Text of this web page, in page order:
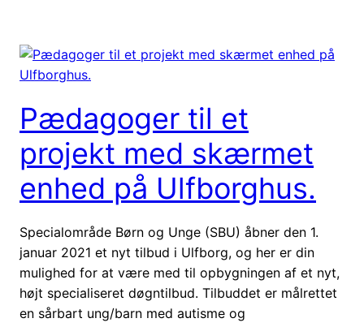
Pædagoger til et
projekt med skærmet
enhed på Ulfborghus.
Specialområde Børn og Unge (SBU) åbner den 1.
januar 2021 et nyt tilbud i Ulfborg, og her er din
mulighed for at være med til opbygningen af et nyt,
højt specialiseret døgntilbud. Tilbuddet er målrettet
en sårbart ung/barn med autisme og